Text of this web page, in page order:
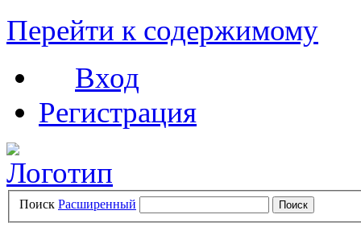
Перейти к содержимому
Вход
Регистрация
Поиск Расширенный